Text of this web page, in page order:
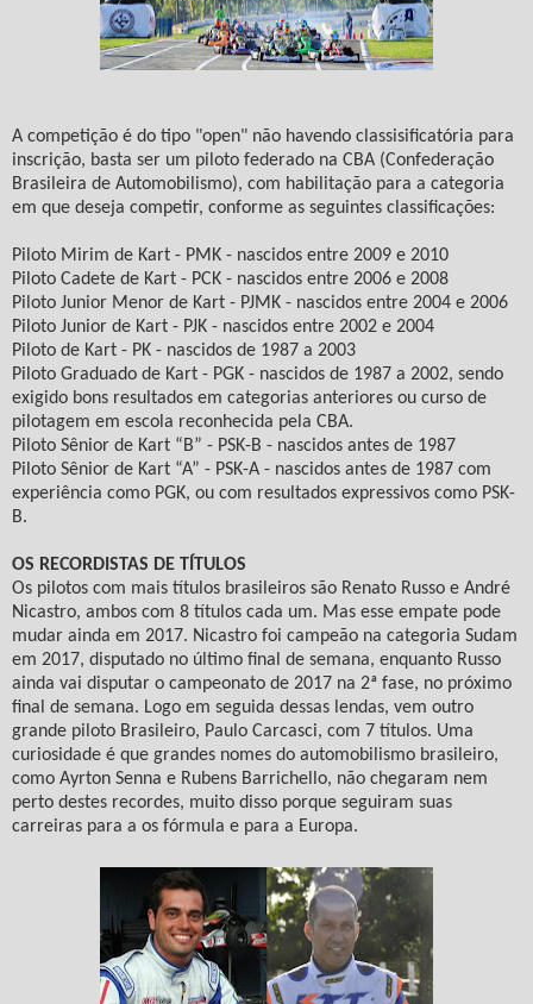
A competição é do tipo "open" não havendo classisificatória para
inscrição, basta ser um piloto federado na CBA (Confederação
Brasileira de Automobilismo), com habilitação para a categoria
em que deseja competir, conforme as seguintes classificações:
Piloto Mirim de Kart - PMK - nascidos entre 2009 e 2010
Piloto Cadete de Kart - PCK - nascidos entre 2006 e 2008
Piloto Junior Menor de Kart - PJMK - nascidos entre 2004 e 2006
Piloto Junior de Kart - PJK - nascidos entre 2002 e 2004
Piloto de Kart - PK - nascidos de 1987 a 2003
Piloto Graduado de Kart - PGK - nascidos de 1987 a 2002, sendo
exigido bons resultados em categorias anteriores ou curso de
pilotagem em escola reconhecida pela CBA.
Piloto Sênior de Kart “B” - PSK-B - nascidos antes de 1987
Piloto Sênior de Kart “A” - PSK-A - nascidos antes de 1987 com
experiência como PGK, ou com resultados expressivos como PSK-
B.
OS RECORDISTAS DE TÍTULOS
Os pilotos com mais títulos brasileiros são Renato Russo e André
Nicastro, ambos com 8 títulos cada um. Mas esse empate pode
mudar ainda em 2017. Nicastro foi campeão na categoria Sudam
em 2017, disputado no último final de semana, enquanto Russo
ainda vai disputar o campeonato de 2017 na 2ª fase, no próximo
final de semana. Logo em seguida dessas lendas, vem outro
grande piloto Brasileiro, Paulo Carcasci, com 7 títulos. Uma
curiosidade é que grandes nomes do automobilismo brasileiro,
como Ayrton Senna e Rubens Barrichello, não chegaram nem
perto destes recordes, muito disso porque seguiram suas
carreiras para a os fórmula e para a Europa.